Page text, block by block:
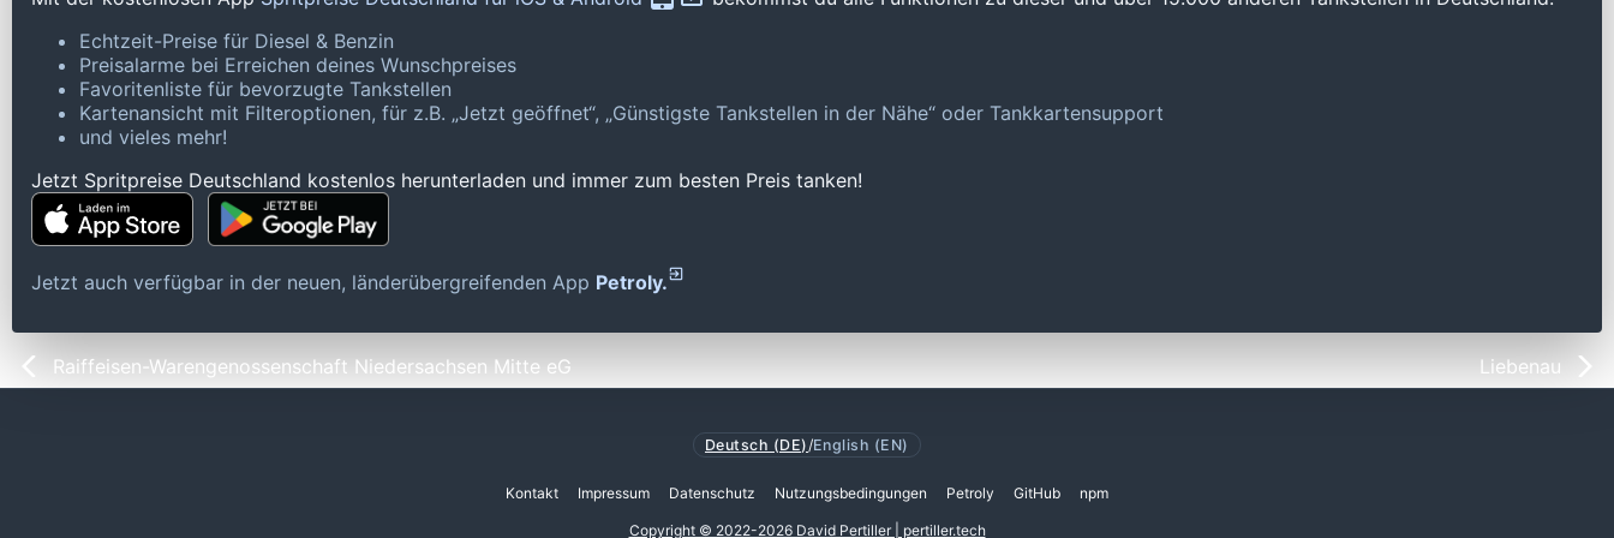
Echtzeit-Preise für Diesel & Benzin
Preisalarme bei Erreichen deines Wunschpreises
Favoritenliste für bevorzugte Tankstellen
Kartenansicht mit Filteroptionen, für z.B. „Jetzt geöffnet“, „Günstigste Tankstellen in der Nähe“ oder Tankkartensupport
und vieles mehr!
Jetzt Spritpreise Deutschland kostenlos herunterladen und immer zum besten Preis tanken!
Jetzt auch verfügbar in der neuen, länderübergreifenden App Petroly.
Raiffeisen-Warengenossenschaft Niedersachsen Mitte eG Liebenau
Deutsch (DE) /English (EN)
Kontakt Impressum Datenschutz Nutzungsbedingungen Petroly GitHub npm
Copyright © 2022-2026 David Pertiller | pertiller.tech